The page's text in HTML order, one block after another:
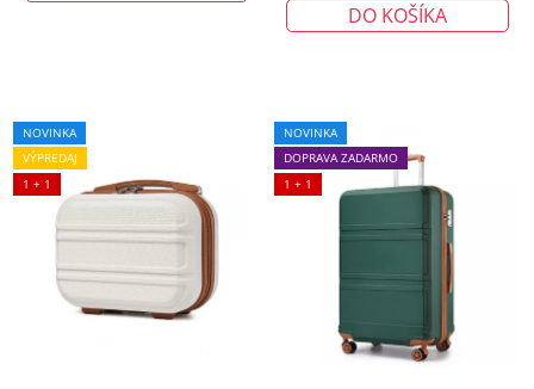
DO KOŠÍKA
NOVINKA
VÝPREDAJ
1 + 1
NOVINKA
DOPRAVA ZADARMO
1 + 1